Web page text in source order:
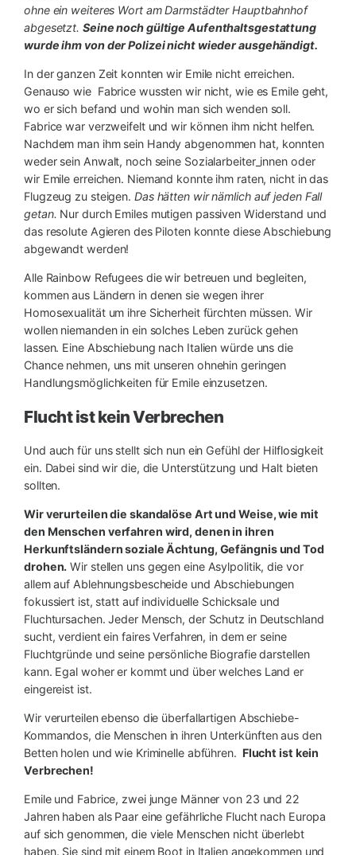
ohne ein weiteres Wort am Darmstädter Hauptbahnhof
abgesetzt. Seine noch gültige Aufenthaltsgestattung
wurde ihm von der Polizei nicht wieder ausgehändigt.
In der ganzen Zeit konnten wir Emile nicht erreichen.
Genauso wie Fabrice wussten wir nicht, wie es Emile geht,
wo er sich befand und wohin man sich wenden soll.
Fabrice war verzweifelt und wir können ihm nicht helfen.
Nachdem man ihm sein Handy abgenommen hat, konnten
weder sein Anwalt, noch seine Sozialarbeiter_innen oder
wir Emile erreichen. Niemand konnte ihm raten, nicht in das
Flugzeug zu steigen. Das hätten wir nämlich auf jeden Fall
getan. Nur durch Emiles mutigen passiven Widerstand und
das resolute Agieren des Piloten konnte diese Abschiebung
abgewandt werden!
Alle Rainbow Refugees die wir betreuen und begleiten,
kommen aus Ländern in denen sie wegen ihrer
Homosexualität um ihre Sicherheit fürchten müssen. Wir
wollen niemanden in ein solches Leben zurück gehen
lassen. Eine Abschiebung nach Italien würde uns die
Chance nehmen, uns mit unseren ohnehin geringen
Handlungsmöglichkeiten für Emile einzusetzen.
Flucht ist kein Verbrechen
Und auch für uns stellt sich nun ein Gefühl der Hilflosigkeit
ein. Dabei sind wir die, die Unterstützung und Halt bieten
sollten.
Wir verurteilen die skandalöse Art und Weise, wie mit
den Menschen verfahren wird, denen in ihren
Herkunftsländern soziale Ächtung, Gefängnis und Tod
drohen. Wir stellen uns gegen eine Asylpolitik, die vor
allem auf Ablehnungsbescheide und Abschiebungen
fokussiert ist, statt auf individuelle Schicksale und
Fluchtursachen. Jeder Mensch, der Schutz in Deutschland
sucht, verdient ein faires Verfahren, in dem er seine
Fluchtgründe und seine persönliche Biografie darstellen
kann. Egal woher er kommt und über welches Land er
eingereist ist.
Wir verurteilen ebenso die überfallartigen Abschiebe-
Kommandos, die Menschen in ihren Unterkünften aus den
Betten holen und wie Kriminelle abführen. Flucht ist kein
Verbrechen!
Emile und Fabrice, zwei junge Männer von 23 und 22
Jahren haben als Paar eine gefährliche Flucht nach Europa
auf sich genommen, die viele Menschen nicht überlebt
haben. Sie sind mit einem Boot in Italien angekommen und